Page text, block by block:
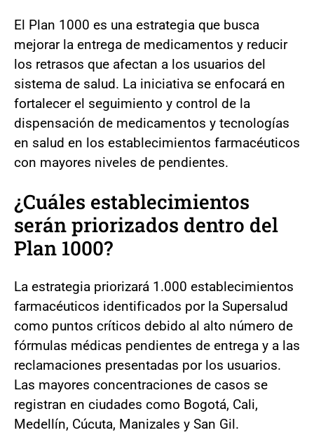
El Plan 1000 es una estrategia que busca
mejorar la entrega de medicamentos y reducir
los retrasos que afectan a los usuarios del
sistema de salud. La iniciativa se enfocará en
fortalecer el seguimiento y control de la
dispensación de medicamentos y tecnologías
en salud en los establecimientos farmacéuticos
con mayores niveles de pendientes.
¿Cuáles establecimientos
serán priorizados dentro del
Plan 1000?
La estrategia priorizará 1.000 establecimientos
farmacéuticos identificados por la Supersalud
como puntos críticos debido al alto número de
fórmulas médicas pendientes de entrega y a las
reclamaciones presentadas por los usuarios.
Las mayores concentraciones de casos se
registran en ciudades como Bogotá, Cali,
Medellín, Cúcuta, Manizales y San Gil.